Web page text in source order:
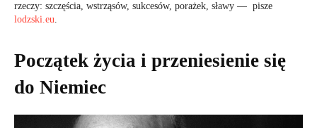
rzeczy: szczęścia, wstrząsów, sukcesów, porażek, sławy — pisze
lodzski.eu.
Początek życia i przeniesienie się
do Niemiec